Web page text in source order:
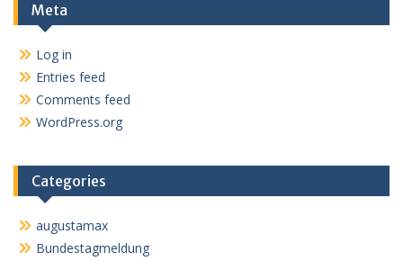
Meta
Log in
Entries feed
Comments feed
WordPress.org
Categories
augustamax
Bundestagmeldung